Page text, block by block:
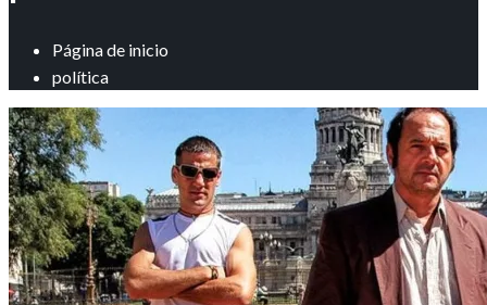
Página de inicio
política